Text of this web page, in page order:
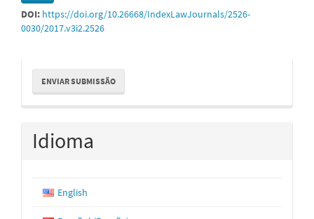
DOI: https://doi.org/10.26668/IndexLawJournals/2526-
0030/2017.v3i2.2526
Enviar
Submissão
ENVIAR SUBMISSÃO
Idioma
English